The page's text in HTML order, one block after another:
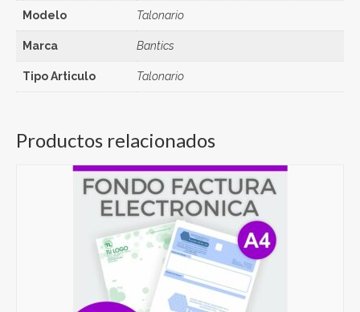
Modelo Talonario
Marca Bantics
Tipo Articulo Talonario
Productos relacionados